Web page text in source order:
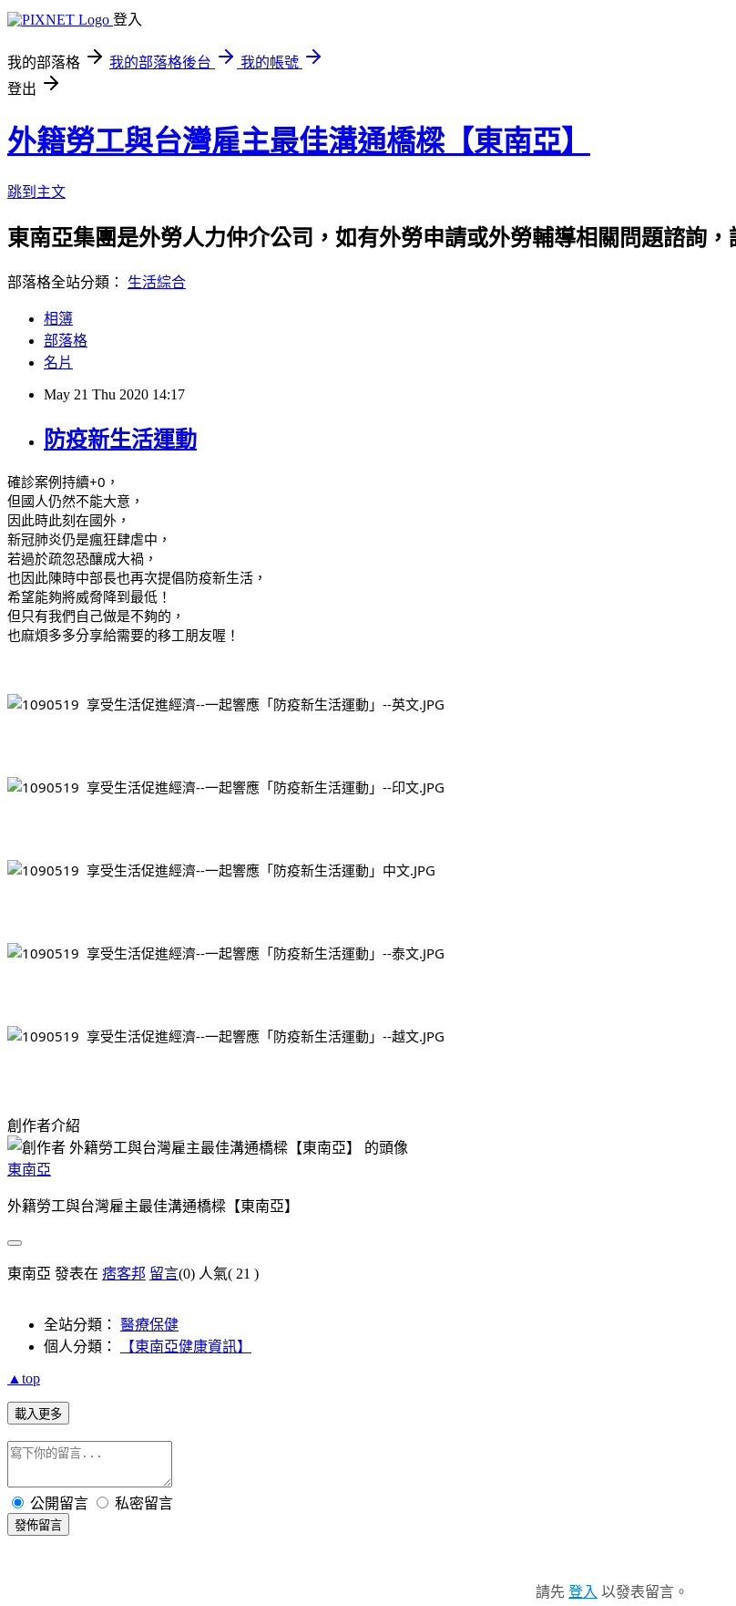
登入
我的部落格 我的部落格後台
我的帳號
登出
外籍勞工與台灣雇主最佳溝通橋樑【東南亞】
跳到主文
東南亞集團是外勞人力仲介公司，如有外勞申請或外勞輔導相關問題諮詢，
部落格全站分類： 生活綜合
相簿
部落格
名片
May 21 Thu 2020 14:17
防疫新生活運動
確診案例持續+0，
但國人仍然不能大意，
因此時此刻在國外，
新冠肺炎仍是瘋狂肆虐中，
若過於疏忽恐釀成大禍，
也因此陳時中部長也再次提倡防疫新生活，
希望能夠將威脅降到最低！
但只有我們自己做是不夠的，
也麻煩多多分享給需要的移工朋友喔！
創作者介紹
東南亞
外籍勞工與台灣雇主最佳溝通橋樑【東南亞】
東南亞 發表在 痞客邦 留言(0) 人氣( 21 )
全站分類： 醫療保健
個人分類：
【東南亞健康資訊】
▲top
載入更多
公開留言 私密留言
發佈留言
請先 登入 以發表留言。